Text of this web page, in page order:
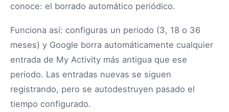
conoce: el borrado automático periódico.
Funciona así: configuras un periodo (3, 18 o 36
meses) y Google borra automáticamente cualquier
entrada de My Activity más antigua que ese
periodo. Las entradas nuevas se siguen
registrando, pero se autodestruyen pasado el
tiempo configurado.